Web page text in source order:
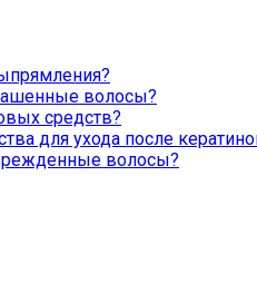
волосы?
средств?
для ухода после
волосы?